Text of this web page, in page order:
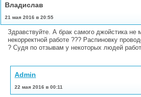
Владислав
21 мая 2016 в 20:55
Здравствуйте. А брак самого джойстика не
некорректной работе ??? Распиновку
? Судя по отзывам у некоторых людей
Admin
22 мая 2016 в 00:11